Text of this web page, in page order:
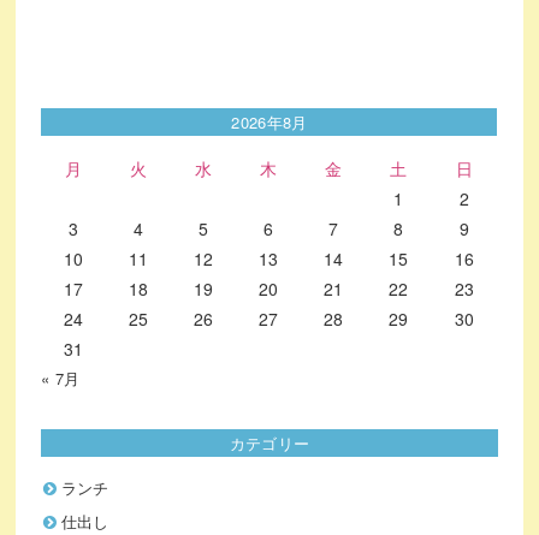
2026年8月
月 火 水 木 金 土
日
1
2
3
4 5 6 7 8
9
10
11 12 13 14 15
16
17
18 19 20 21 22
23
24
25 26 27 28 29
30
31
« 7月
カテゴリー
ランチ
仕出し